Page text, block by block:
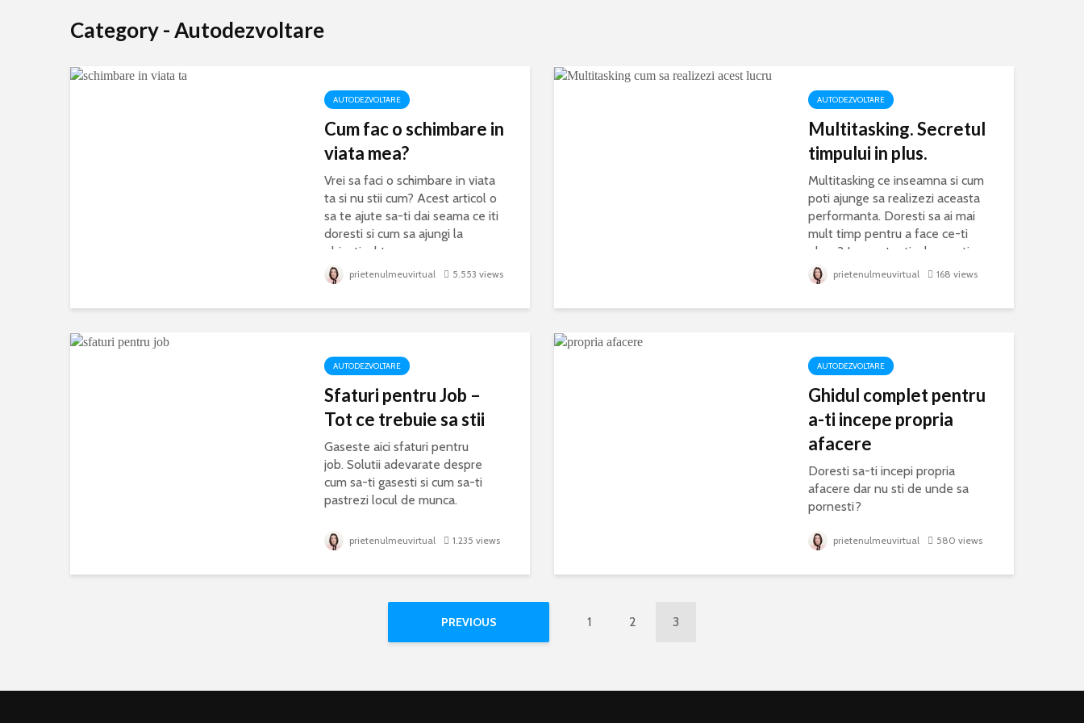
Cum sa fii amuzant in cinci pasi
Vrei sa-i faci pe cei dragi sa se simta mai bine alaturi de tine? Dar nu prea stii sa faci glume
sau razi mai mult tu la ele decat ceilalti? Descopera cum sa fii amuzant in cinci pasi simpli.
Plan de organizare a tot ceea ce
conteaza
Category - Autodezvoltare
AUTODEZVOLTARE
Cum fac o schimbare in
viata mea?
Vrei sa faci o schimbare in viata
ta si nu stii cum? Acest articol o
sa te ajute sa-ti dai seama ce iti
doresti si cum sa ajungi la
obiectivul tau.
prietenulmeuvirtual 5.553 views
AUTODEZVOLTARE
Multitasking. Secretul
timpului in plus.
Multitasking ce inseamna si cum
poti ajunge sa realizezi aceasta
performanta. Doresti sa ai mai
mult timp pentru a face ce-ti
place? In acest articol gasesti
toate sfaturile de care ai nevoie
pentru a face aceasta...
prietenulmeuvirtual 168 views
AUTODEZVOLTARE
Sfaturi pentru Job –
Tot ce trebuie sa stii
Gaseste aici sfaturi pentru
job. Solutii adevarate despre
cum sa-ti gasesti si cum sa-ti
pastrezi locul de munca.
prietenulmeuvirtual 1.235 views
AUTODEZVOLTARE
Ghidul complet pentru
a-ti incepe propria
afacere
Doresti sa-ti incepi propria
afacere dar nu sti de unde sa
pornesti?
pentru a te ajuta.
prietenulmeuvirtual 580 views
PREVIOUS 1 2 3